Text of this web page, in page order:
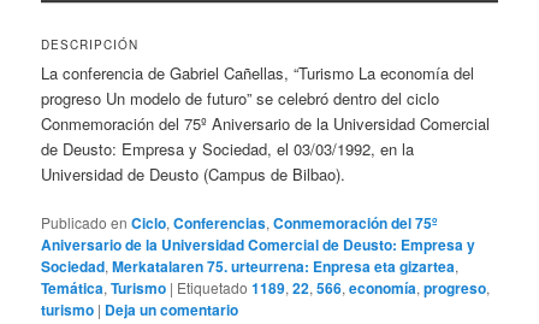
DESCRIPCIÓN
La conferencia de Gabriel Cañellas, “Turismo La economía del
progreso Un modelo de futuro” se celebró dentro del ciclo
Conmemoración del 75º Aniversario de la Universidad Comercial
de Deusto: Empresa y Sociedad, el 03/03/1992, en la
Universidad de Deusto (Campus de Bilbao).
Publicado en Ciclo,Conferencias,Conmemoración del 75º
Aniversario de la Universidad Comercial de Deusto: Empresa y
Sociedad,Merkatalaren 75. urteurrena: Enpresa eta gizartea,
Temática,Turismo | Etiquetado 1189,22,566,economía,progreso,
turismo | Deja un comentario